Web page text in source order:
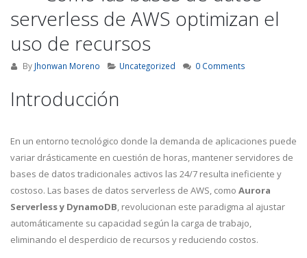
serverless de AWS optimizan el
uso de recursos
By Jhonwan Moreno Uncategorized 0 Comments
Introducción
En un entorno tecnológico donde la demanda de aplicaciones puede
variar drásticamente en cuestión de horas, mantener servidores de
bases de datos tradicionales activos las 24/7 resulta ineficiente y
costoso. Las bases de datos serverless de AWS, como Aurora
Serverless y DynamoDB, revolucionan este paradigma al ajustar
automáticamente su capacidad según la carga de trabajo,
eliminando el desperdicio de recursos y reduciendo costos.